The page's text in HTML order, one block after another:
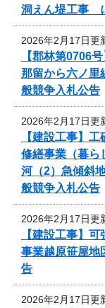
洞えん堤工事
2026年2月17日更
【郡林第0706
那留から六ノ里
般競争入札公告
2026年2月17日更
【建設工事】
修繕事業（暮ら
河（2）急傾斜
般競争入札公告
2026年2月17日更
【建設工事】
事業越原笹屋地
告
2026年2月17日更